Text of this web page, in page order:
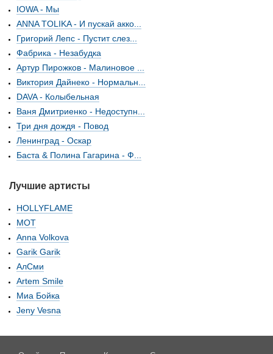
IOWA - Мы
ANNA TOLIKA - И пускай акко...
Григорий Лепс - Пустит слез...
Фабрика - Незабудка
Артур Пирожков - Малиновое ...
Виктория Дайнеко - Нормальн...
DAVA - Колыбельная
Ваня Дмитриенко - Недоступн...
Три дня дождя - Повод
Ленинград - Оскар
Баста & Полина Гагарина - Ф...
Лучшие артисты
HOLLYFLAME
МОТ
Anna Volkova
Garik Garik
АлСми
Artem Smile
Миа Бойка
Jeny Vesna